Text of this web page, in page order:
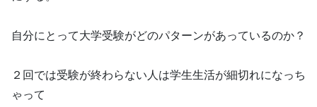
自分にとって大学受験がどのパターンがあっているのか？
２回では受験が終わらない人は学生生活が細切れになっち
ゃって